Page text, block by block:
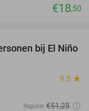
€18,50
51%
bij El Niño
9.5 star
Regulier €51,25